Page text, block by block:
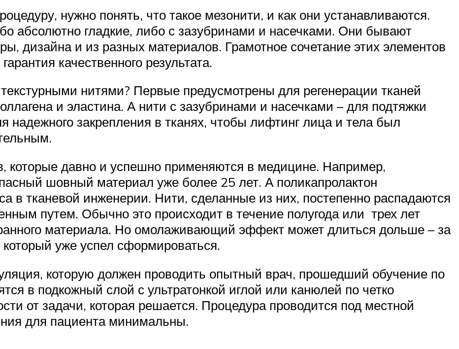
нужно понять, что такое мезонити, и как они устанавливаются.
абсолютно гладкие, либо с зазубринами и насечками. Они бывают
дизайна и из разных материалов. Грамотное сочетание этих элементов
качественного результата.
нитями? Первые предусмотрены для регенерации тканей
и эластина. А нити с зазубринами и насечками – для подтяжки
надежного закрепления в тканях, чтобы лифтинг лица и тела был
которые давно и успешно применяются в медицине. Например,
шовный материал уже более 25 лет. А поликапролактон
в тканевой инженерии. Нити, сделанные из них, постепенно распадаются
путем. Обычно это происходит в течение полугода или трех лет
материала. Но омолаживающий эффект может длиться дольше – за
который уже успел сформироваться.
которую должен проводить опытный врач, прошедший обучение по
в подкожный слой с ультратонкой иглой или канюлей по четко
от задачи, которая решается. Процедура проводится под местной
для пациента минимальны.